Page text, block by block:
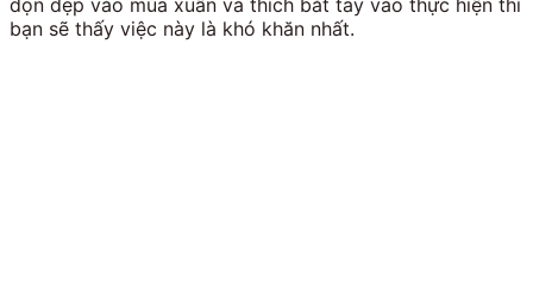
bạn sẽ thấy việc này là khó khăn nhất.